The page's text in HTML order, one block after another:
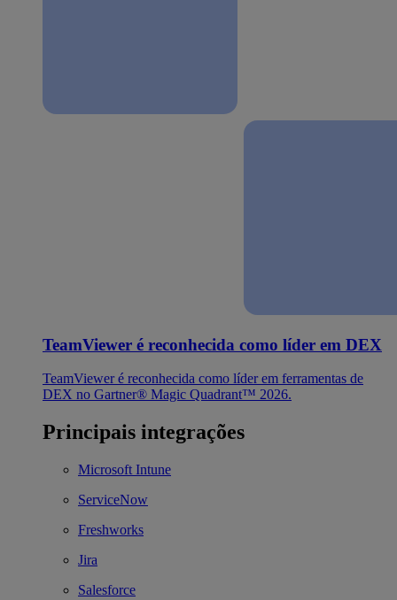
TeamViewer é reconhecida como líder em DEX
TeamViewer é reconhecida como líder em ferramentas de
DEX no Gartner® Magic Quadrant™ 2026.
Principais integrações
Microsoft Intune
ServiceNow
Freshworks
Jira
Salesforce